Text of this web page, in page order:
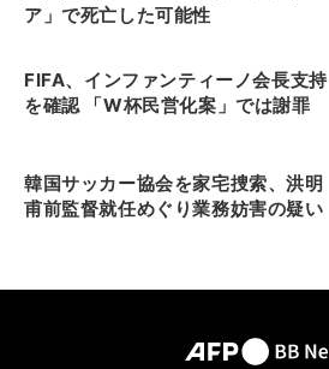
ア」で死亡した可能性
FIFA、インファンティーノ会長支持
を確認 「W杯民営化案」では謝罪
韓国サッカー協会を家宅捜索、洪明
甫前監督就任めぐり業務妨害の疑い